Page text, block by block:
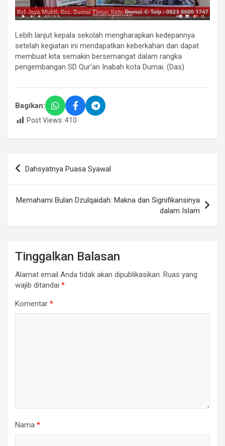
Lebih lanjut kepala sekolah mengharapkan kedepannya
setelah kegiatan ini mendapatkan keberkahan dan dapat
membuat kita semakin bersemangat dalam rangka
pengembangan SD Qur’an Inabah kota Dumai. (Das)
Bagikan:
Post Views: 410
Navigasi
pos
Dahsyatnya Puasa Syawal
Memahami Bulan Dzulqaidah: Makna dan Signifikansinya
dalam Islam
Tinggalkan Balasan
Alamat email Anda tidak akan dipublikasikan. Ruas yang
wajib ditandai *
Komentar *
Nama *